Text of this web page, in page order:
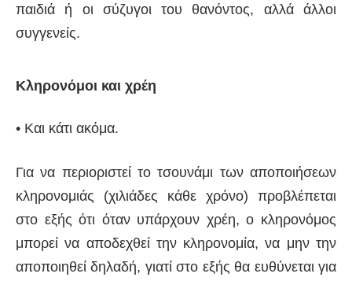
παιδιά ή οι σύζυγοι του θανόντος, αλλά άλλοι
συγγενείς.
Κληρονόμοι και χρέη
• Και κάτι ακόμα.
Για να περιοριστεί το τσουνάμι των αποποιήσεων
κληρονομιάς (χιλιάδες κάθε χρόνο) προβλέπεται
στο εξής ότι όταν υπάρχουν χρέη, ο κληρονόμος
μπορεί να αποδεχθεί την κληρονομία, να μην την
αποποιηθεί δηλαδή, γιατί στο εξής θα ευθύνεται για